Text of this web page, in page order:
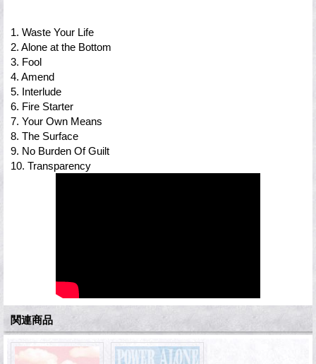
1. Waste Your Life
2. Alone at the Bottom
3. Fool
4. Amend
5. Interlude
6. Fire Starter
7. Your Own Means
8. The Surface
9. No Burden Of Guilt
10. Transparency
関連商品